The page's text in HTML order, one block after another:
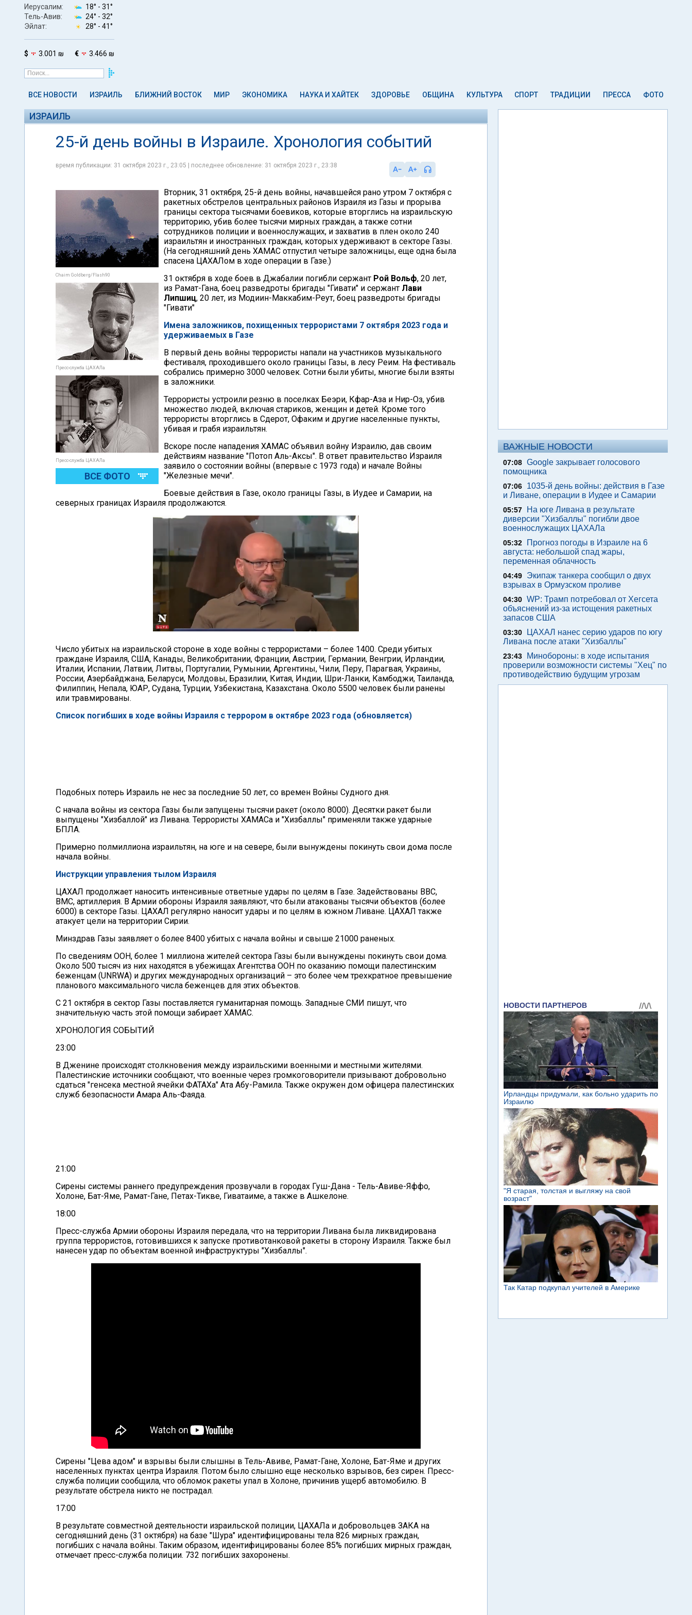
Иерусалим: 18° - 31°
Тель-Авив:
24° - 32°
Эйлат:
28° - 41°
$ 3.001 ₪ € 3.466 ₪
ВСЕ НОВОСТИ ИЗРАИЛЬ БЛИЖНИЙ ВОСТОК МИР ЭКОНОМИКА НАУКА И ХАЙТЕК ЗДОРОВЬЕ ОБЩИНА КУЛЬТУРА СПОРТ ТРАДИЦИИ ПРЕССА ФОТО
ИЗРАИЛЬ
25-й день войны в Израиле. Хронология событий
время публикации: 31 октября 2023 г., 23:05 | последнее обновление: 31 октября 2023 г., 23:38
Chaim Goldberg/Flash90
Пресс-служба ЦАХАЛа
Пресс-служба ЦАХАЛа
ВСЕ ФОТО
Вторник, 31 октября, 25-й день войны, начавшейся рано утром 7 октября с
ракетных обстрелов центральных районов Израиля из Газы и прорыва
границы сектора тысячами боевиков, которые вторглись на израильскую
территорию, убив более тысячи мирных граждан, а также сотни
сотрудников полиции и военнослужащих, и захватив в плен около 240
израильтян и иностранных граждан, которых удерживают в секторе Газы.
(На сегодняшний день ХАМАС отпустил четыре заложницы, еще одна была
спасена ЦАХАЛом в ходе операции в Газе.)
31 октября в ходе боев в Джабалии погибли сержант Рой Вольф, 20 лет,
из Рамат-Гана, боец ​​разведроты бригады "Гивати" и сержант Лави
Липшиц, 20 лет, из Модиин-Маккабим-Реут, боец ​​разведроты бригады
"Гивати"
Имена заложников, похищенных террористами 7 октября 2023 года и
удерживаемых в Газе
В первый день войны террористы напали на участников музыкального
фестиваля, проходившего около границы Газы, в лесу Реим. На фестиваль
собрались примерно 3000 человек. Сотни были убиты, многие были взяты
в заложники.
Террористы устроили резню в поселках Беэри, Кфар-Аза и Нир-Оз, убив
множество людей, включая стариков, женщин и детей. Кроме того
террористы вторглись в Сдерот, Офаким и другие населенные пункты,
убивая и грабя израильтян.
Вскоре после нападения ХАМАС объявил войну Израилю, дав своим
действиям название "Потоп Аль-Аксы". В ответ правительство Израиля
заявило о состоянии войны (впервые с 1973 года) и начале Войны
"Железные мечи".
Боевые действия в Газе, около границы Газы, в Иудее и Самарии, на
северных границах Израиля продолжаются.
Число убитых на израильской стороне в ходе войны с террористами – более 1400. Среди убитых
граждане Израиля, США, Канады, Великобритании, Франции, Австрии, Германии, Венгрии, Ирландии,
Италии, Испании, Латвии, Литвы, Португалии, Румынии, Аргентины, Чили, Перу, Парагвая, Украины,
России, Азербайджана, Беларуси, Молдовы, Бразилии, Китая, Индии, Шри-Ланки, Камбоджи, Таиланда,
Филиппин, Непала, ЮАР, Судана, Турции, Узбекистана, Казахстана. Около 5500 человек были ранены
или травмированы.
Список погибших в ходе войны Израиля с террором в октябре 2023 года (обновляется)
Подобных потерь Израиль не нес за последние 50 лет, со времен Войны Судного дня.
С начала войны из сектора Газы были запущены тысячи ракет (около 8000). Десятки ракет были
выпущены "Хизбаллой" из Ливана. Террористы ХАМАСа и "Хизбаллы" применяли также ударные
БПЛА.
Примерно полмиллиона израильтян, на юге и на севере, были вынуждены покинуть свои дома после
начала войны.
Инструкции управления тылом Израиля
ЦАХАЛ продолжает наносить интенсивные ответные удары по целям в Газе. Задействованы ВВС,
ВМС, артиллерия. В Армии обороны Израиля заявляют, что были атакованы тысячи объектов (более
6000) в секторе Газы. ЦАХАЛ регулярно наносит удары и по целям в южном Ливане. ЦАХАЛ также
атакует цели на территории Сирии.
Минздрав Газы заявляет о более 8400 убитых с начала войны и свыше 21000 раненых.
По сведениям ООН, более 1 миллиона жителей сектора Газы были вынуждены покинуть свои дома.
Около 500 тысяч из них находятся в убежищах Агентства ООН по оказанию помощи палестинским
беженцам (UNRWA) и других международных организаций – это более чем трехкратное превышение
планового максимального числа беженцев для этих объектов.
С 21 октября в сектор Газы поставляется гуманитарная помощь. Западные СМИ пишут, что
значительную часть этой помощи забирает ХАМАС.
ХРОНОЛОГИЯ СОБЫТИЙ
23:00
В Дженине происходят столкновения между израильскими военными и местными жителями.
Палестинские источники сообщают, что военные через громкоговорители призывают добровольно
сдаться "генсека местной ячейки ФАТАХа" Ата Абу-Рамила. Также окружен дом офицера палестинских
служб безопасности Амара Аль-Фаяда.
21:00
Сирены системы раннего предупреждения прозвучали в городах Гуш-Дана - Тель-Авиве-Яффо,
Холоне, Бат-Яме, Рамат-Гане, Петах-Тикве, Гиватаиме, а также в Ашкелоне.
18:00
Пресс-служба Армии обороны Израиля передала, что на территории Ливана была ликвидирована
группа террористов, готовившихся к запуске противотанковой ракеты в сторону Израиля. Также был
нанесен удар по объектам военной инфраструктуры "Хизбаллы".
Сирены "Цева адом" и взрывы были слышны в Тель-Авиве, Рамат-Гане, Холоне, Бат-Яме и других
населенных пунктах центра Израиля. Потом было слышно еще несколько взрывов, без сирен. Пресс-
служба полиции сообщила, что обломок ракеты упал в Холоне, причинив ущерб автомобилю. В
результате обстрела никто не пострадал.
17:00
В результате совместной деятельности израильской полиции, ЦАХАЛа и добровольцев ЗАКА на
сегодняшний день (31 октября) на базе "Шура" идентифицированы тела 826 мирных граждан,
погибших с начала войны. Таким образом, идентифицированы более 85% погибших мирных граждан,
отмечает пресс-служба полиции. 732 погибших захоронены.
ВАЖНЫЕ НОВОСТИ
07:08 Google закрывает голосового
помощника
07:06
1035-й день войны: действия в Газе
и Ливане, операции в Иудее и Самарии
05:57
На юге Ливана в результате
диверсии "Хизбаллы" погибли двое
военнослужащих ЦАХАЛа
05:32
Прогноз погоды в Израиле на 6
августа: небольшой спад жары,
переменная облачность
04:49
Экипаж танкера сообщил о двух
взрывах в Ормузском проливе
04:30 WP: Трамп потребовал от Хегсета
объяснений из-за истощения ракетных
запасов США
03:30
ЦАХАЛ нанес серию ударов по югу
Ливана после атаки "Хизбаллы"
23:43
Минобороны: в ходе испытания
проверили возможности системы "Хец" по
противодействию будущим угрозам